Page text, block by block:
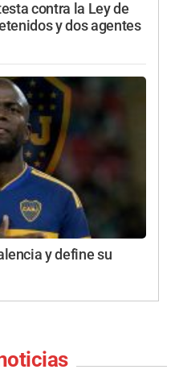
contra la Ley de
y dos agentes
y define su